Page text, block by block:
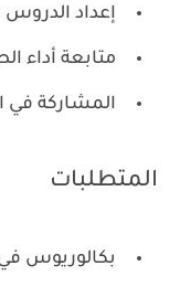
إعداد الدروس
متابعة أداء
المشاركة في
المتطلبات
بكالوريوس في